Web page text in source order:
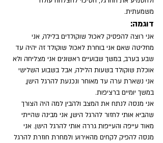
משמעתית.
דוגמה:
אני רוצה להפסיק לאכול שוקולדים בלילה, אני
מחליטה שאם אני בוחרת לאכול שוקולד זה יהיה עד
שבע בערב, במשך שבועיים ראשונים אני מצליחה ולא
אוכלת שוקולד בשעות הלילה, אבל בשבוע השלישי
אני נשארת ערה עד מאוחר ונכנעת להרגל הישן,
במשך יומיים ברציפות.
אני מנסה לנתח את המצב ולהבין למה היה הצורך
שהביא אותי לחזור להרגל הישן, אני מבינה שהייתי
מאוד עייפה והעייפות גררה אותי להרגל הישן. אני
מנסה להפיק לקחים מהאירוע ולמחרת חוזרת להרגל